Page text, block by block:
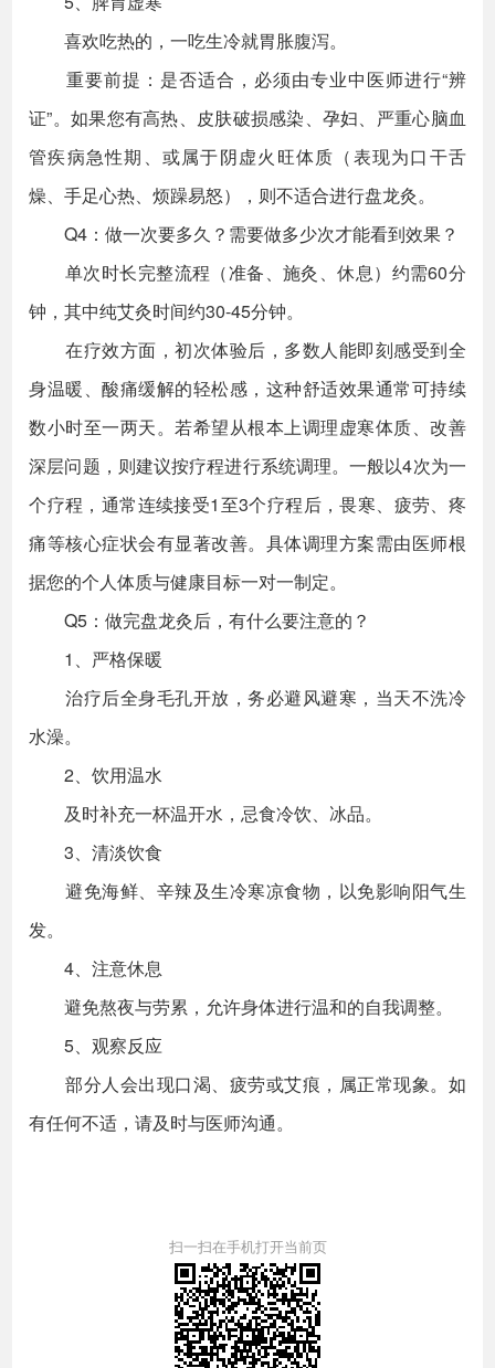
喜欢吃热的，一吃生冷就胃胀腹泻。
重要前提：是否适合，必须由专业中医师进行“辨
证”。如果您有高热、皮肤破损感染、孕妇、严重心脑血
管疾病急性期、或属于阴虚火旺体质（表现为口干舌
燥、手足心热、烦躁易怒），则不适合进行盘龙灸。
Q4：做一次要多久？需要做多少次才能看到效果？
单次时长完整流程（准备、施灸、休息）约需60分
钟，其中纯艾灸时间约30-45分钟。
在疗效方面，初次体验后，多数人能即刻感受到全
身温暖、酸痛缓解的轻松感，这种舒适效果通常可持续
数小时至一两天。若希望从根本上调理虚寒体质、改善
深层问题，则建议按疗程进行系统调理。一般以4次为一
个疗程，通常连续接受1至3个疗程后，畏寒、疲劳、疼
痛等核心症状会有显著改善。具体调理方案需由医师根
据您的个人体质与健康目标一对一制定。
Q5：做完盘龙灸后，有什么要注意的？
1、严格保暖
治疗后全身毛孔开放，务必避风避寒，当天不洗冷
水澡。
2、饮用温水
及时补充一杯温开水，忌食冷饮、冰品。
3、清淡饮食
避免海鲜、辛辣及生冷寒凉食物，以免影响阳气生
发。
4、注意休息
避免熬夜与劳累，允许身体进行温和的自我调整。
5、观察反应
部分人会出现口渴、疲劳或艾痕，属正常现象。如
有任何不适，请及时与医师沟通。
扫一扫在手机打开当前页